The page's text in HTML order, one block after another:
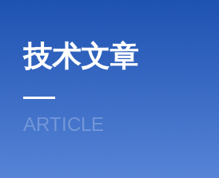
技术文章
ARTICLE